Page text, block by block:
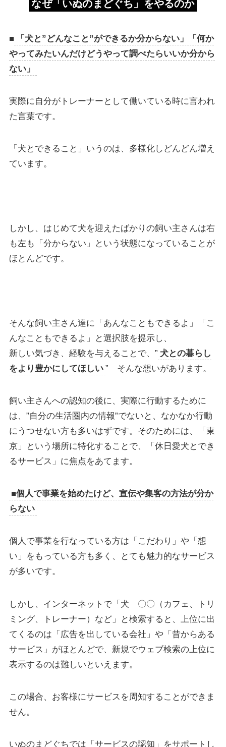
なぜ「いぬのまどぐち」をやるのか
■
「犬と”どんなこと”ができるか分からない」「何か
やってみたいんだけどうやって調べたらいいか分から
ない」
実際に自分がトレーナーとして働いている時に言われ
た言葉です。
「犬とできること」いうのは、多様化しどんどん増え
ています。
しかし、はじめて犬を迎えたばかりの飼い主さんは右
も左も「分からない」という状態になっていることが
ほとんどです。
そんな飼い主さん達に「あんなこともできるよ」「こ
んなこともできるよ」と選択肢を提示し、
新しい気づき、経験を与えることで、” 犬との暮らし
をより豊かにしてほしい ” そんな想いがあります。
飼い主さんへの認知の後に、実際に行動するために
は、”自分の生活圏内の情報”でないと、なかなか行動
にうつせない方も多いはずです。そのためには、「東
京」という場所に特化することで、「休日愛犬とでき
るサービス」に焦点をあてます。
■個人で事業を始めたけど、宣伝や集客の方法が分か
らない
個人で事業を行なっている方は「こだわり」や「想
い」をもっている方も多く、とても魅力的なサービス
が多いです。
しかし、インターネットで「犬 〇〇（カフェ、トリ
ミング、トレーナー）など」と検索すると、上位に出
てくるのは「広告を出している会社」や「昔からある
サービス」がほとんどで、新規でウェブ検索の上位に
表示するのは難しいといえます。
この場合、お客様にサービスを周知することができま
せん。
いぬのまどぐちでは「サービスの認知」をサポートし